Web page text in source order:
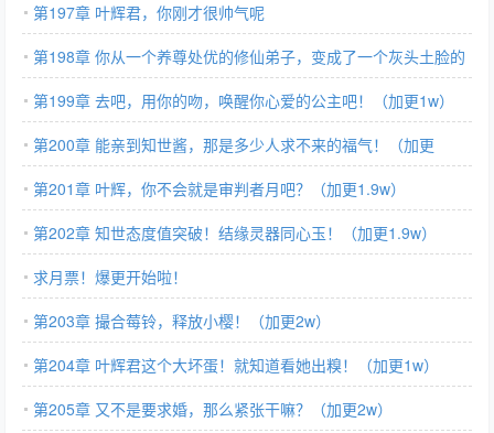
第197章 叶辉君，你刚才很帅气呢
第198章 你从一个养尊处优的修仙弟子，变成了一个灰头土脸的
矿工
第199章 去吧，用你的吻，唤醒你心爱的公主吧！（加更1w）
第200章 能亲到知世酱，那是多少人求不来的福气！（加更
1.8w）
第201章 叶辉，你不会就是审判者月吧？（加更1.9w）
第202章 知世态度值突破！结缘灵器同心玉！（加更1.9w）
求月票！爆更开始啦！
第203章 撮合莓铃，释放小樱！（加更2w）
第204章 叶辉君这个大坏蛋！就知道看她出糗！（加更1w）
第205章 又不是要求婚，那么紧张干嘛？（加更2w）